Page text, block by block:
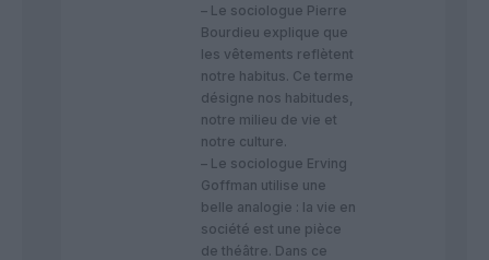
– Le sociologue Pierre
Bourdieu explique que
les vêtements reflètent
notre habitus. Ce terme
désigne nos habitudes,
notre milieu de vie et
notre culture.
– Le sociologue Erving
Goffman utilise une
belle analogie : la vie en
société est une pièce
de théâtre. Dans ce